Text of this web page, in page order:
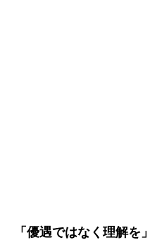
「優遇ではなく理解